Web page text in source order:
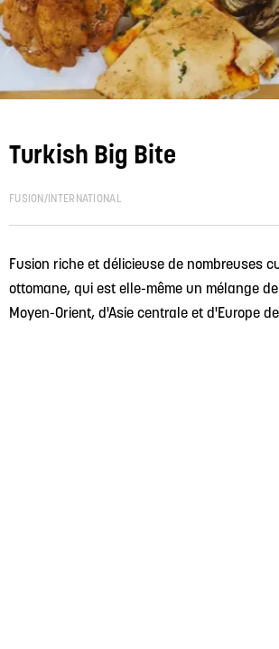
Turkish Big Bite
FUSION/INTERNATIONAL
Fusion riche et délicieuse de nombreuses
ottomane, qui est elle-même un mélange
Moyen-Orient, d'Asie centrale et d'Europe